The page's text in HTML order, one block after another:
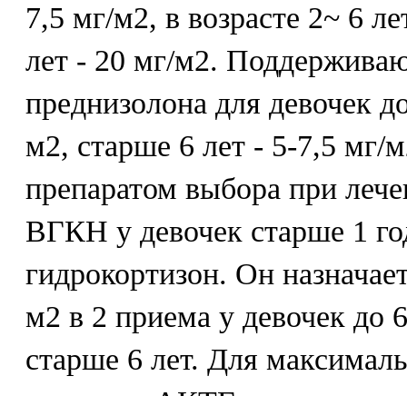
7,5 мг/м2, в возрасте 2~ 6
лет - 20 мг/м2.
преднизолона для девочек
м2, старше 6 лет - 5-7,5 мг/
препаратом выбора при
ВГКН у девочек старше 1
гидрокортизон. Он
м2 в 2 приема у девочек до
старше 6 лет. Для